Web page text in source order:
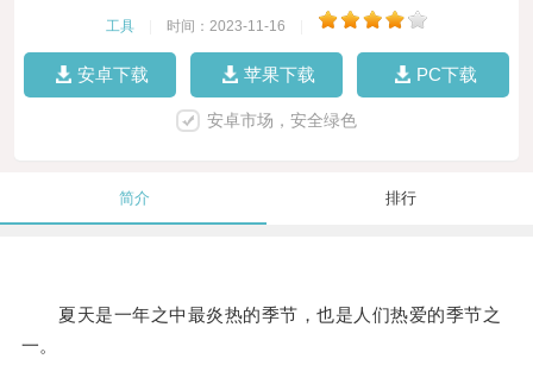
工具 时间：2023-11-16
安卓下载 苹果下载 PC下载
安卓市场，安全绿色
简介 排行
夏天是一年之中最炎热的季节，也是人们热爱的季节之
一。